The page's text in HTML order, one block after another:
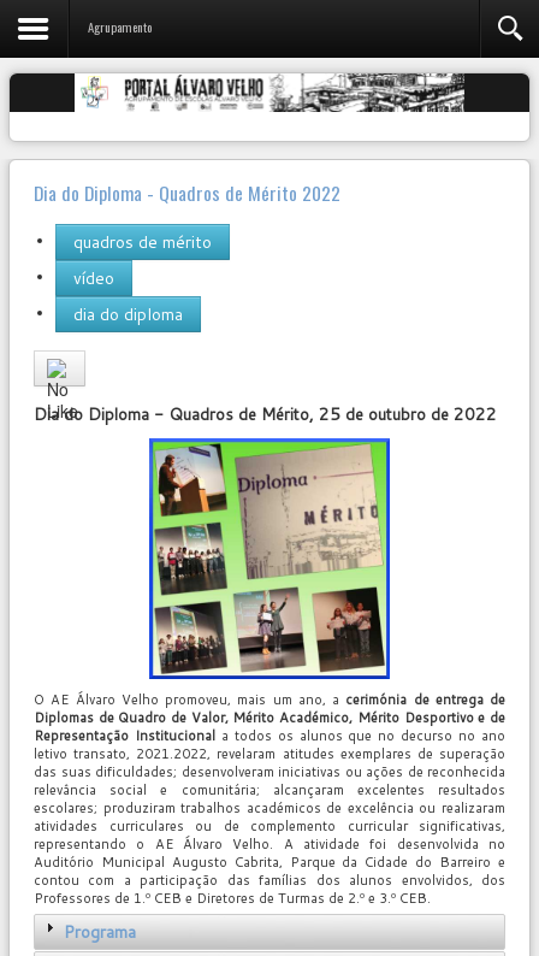
Agrupamento
Dia do Diploma - Quadros de Mérito 2022
quadros de mérito
vídeo
dia do diploma
Rating:
Dia do Diploma - Quadros de Mérito, 25 de outubro de 2022
O AE Álvaro Velho promoveu, mais um ano, a cerimónia de entrega de
Diplomas de Quadro de Valor, Mérito Académico, Mérito Desportivo e de
Representação Institucionala todos os alunos que no decurso no ano
letivo transato, 2021.2022, revelaram atitudes exemplares de superação
das suas dificuldades; desenvolveram iniciativas ou ações de reconhecida
relevância social e comunitária; alcançaram excelentes resultados
escolares; produziram trabalhos académicos de excelência ou realizaram
atividades curriculares ou de complemento curricular significativas,
representando o AE Álvaro Velho. A atividade foi desenvolvida no
Auditório Municipal Augusto Cabrita, Parque da Cidade do Barreiro e
contou com a participação das famílias dos alunos envolvidos, dos
Professores de 1.º CEB e Diretores de Turmas de 2.º e 3.º CEB.
Programa